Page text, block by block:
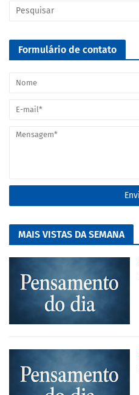
Formulário de contato
MAIS VISTAS DA SEMANA